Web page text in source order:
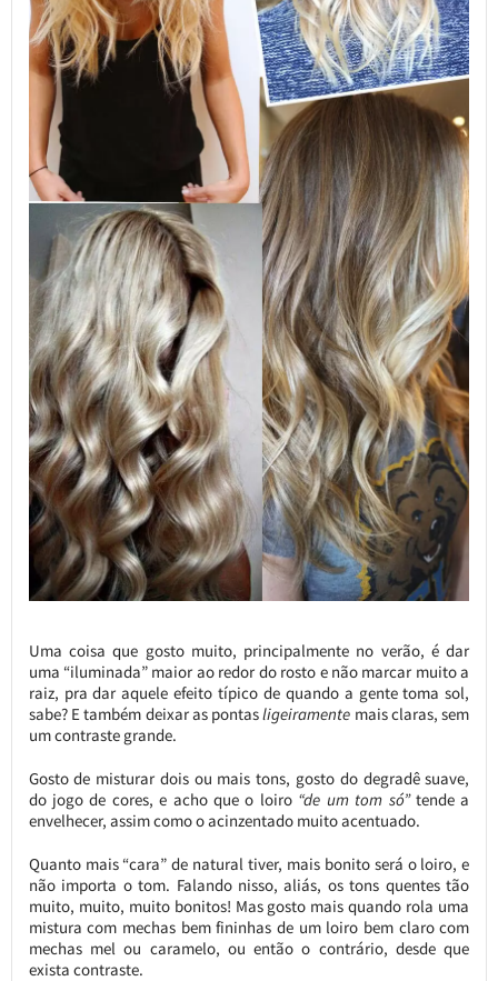
Uma coisa que gosto muito, principalmente no verão, é dar
uma “iluminada” maior ao redor do rosto e não marcar muito a
raiz, pra dar aquele efeito típico de quando a gente toma sol,
sabe? E também deixar as pontasligeiramente mais claras, sem
um contraste grande.
Gosto de misturar dois ou mais tons, gosto do degradê suave,
do jogo de cores, e acho que o loiro “de um tom só”tende a
envelhecer, assim como o acinzentado muito acentuado.
Quanto mais “cara” de natural tiver, mais bonito será o loiro, e
não importa o tom. Falando nisso, aliás, os tons quentes tão
muito, muito, muito bonitos! Mas gosto mais quando rola uma
mistura com mechas bem fininhas de um loiro bem claro com
mechas mel ou caramelo, ou então o contrário, desde que
exista contraste.